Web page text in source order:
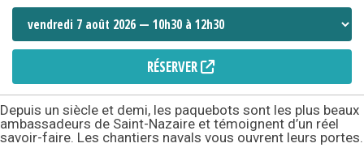
RÉSERVER
Depuis un siècle et demi, les paquebots sont les plus beaux
ambassadeurs de Saint-Nazaire et témoignent d’un réel
savoir-faire. Les chantiers navals vous ouvrent leurs portes.